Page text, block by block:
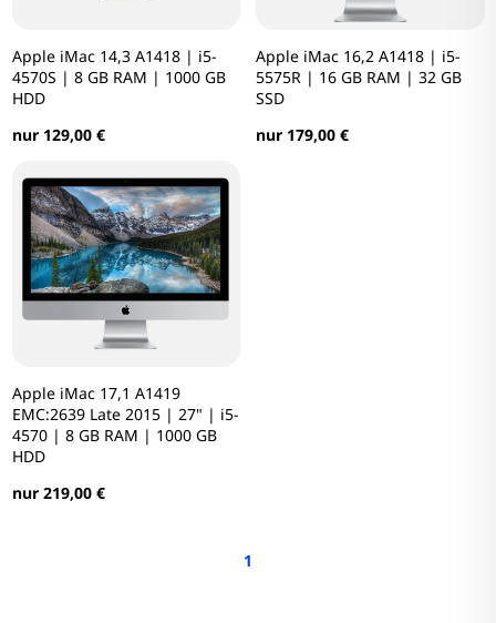
Apple iMac 14,3 A1418 | i5-
4570S | 8 GB RAM | 1000 GB
HDD
nur 129,00 €
Apple iMac 16,2 A1418 | i5-
5575R | 16 GB RAM | 32 GB
SSD
nur 179,00 €
Apple iMac 17,1 A1419
EMC:2639 Late 2015 | 27" | i5-
4570 | 8 GB RAM | 1000 GB
HDD
nur 219,00 €
1